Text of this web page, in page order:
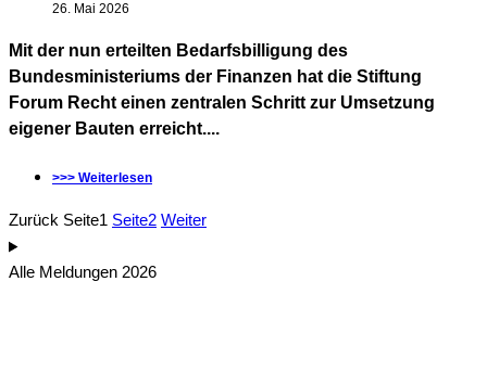
26. Mai 2026
Mit der nun erteilten Bedarfsbilligung des
Bundesministeriums der Finanzen hat die Stiftung
Forum Recht einen zentralen Schritt zur Umsetzung
eigener Bauten erreicht....
>>> Weiterlesen
Zurück Seite1 Seite2 Weiter
Alle Meldungen 2026